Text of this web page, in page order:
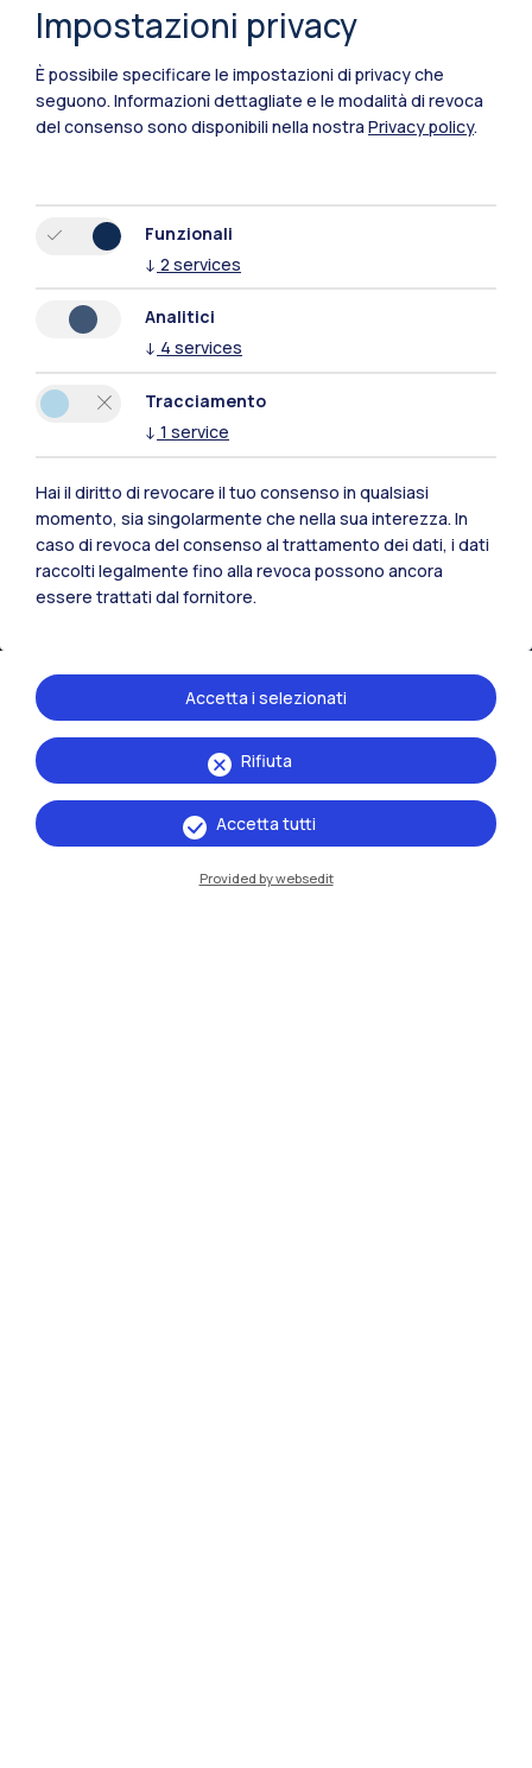
Polimi Community
Tutti i siti dell’ecosistema
IT EN
Impostazioni privacy
È possibile specificare le impostazioni di privacy che
seguono. Informazioni dettagliate e le modalità di revoca
del consenso sono disponibili nella nostra Privacy policy.
Funzionali
↓ 2 services
Analitici
↓ 4 services
Tracciamento
↓ 1 service
Hai il diritto di revocare il tuo consenso in qualsiasi
momento, sia singolarmente che nella sua interezza. In
caso di revoca del consenso al trattamento dei dati, i dati
raccolti legalmente fino alla revoca possono ancora
essere trattati dal fornitore.
Rifiuta
Accetta i selezionati
Accetta tutti
Provided by websedit